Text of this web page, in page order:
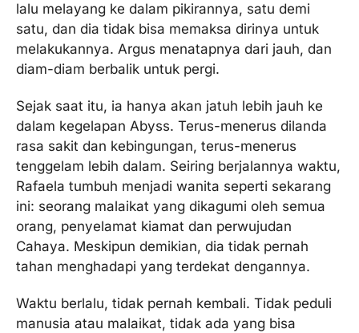
lalu melayang ke dalam pikirannya, satu demi
satu, dan dia tidak bisa memaksa dirinya untuk
melakukannya. Argus menatapnya dari jauh, dan
diam-diam berbalik untuk pergi.
Sejak saat itu, ia hanya akan jatuh lebih jauh ke
dalam kegelapan Abyss. Terus-menerus dilanda
rasa sakit dan kebingungan, terus-menerus
tenggelam lebih dalam. Seiring berjalannya waktu,
Rafaela tumbuh menjadi wanita seperti sekarang
ini: seorang malaikat yang dikagumi oleh semua
orang, penyelamat kiamat dan perwujudan
Cahaya. Meskipun demikian, dia tidak pernah
tahan menghadapi yang terdekat dengannya.
Waktu berlalu, tidak pernah kembali. Tidak peduli
manusia atau malaikat, tidak ada yang bisa